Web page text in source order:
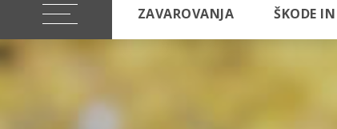
ZAVAROVANJA ŠKODE